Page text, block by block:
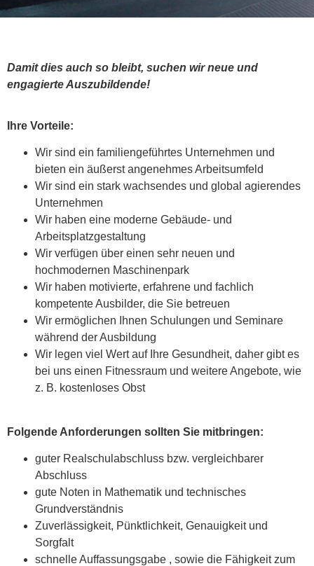
Damit dies auch so bleibt, suchen wir neue und
engagierte Auszubildende!
Ihre Vorteile:
Wir sind ein familiengeführtes Unternehmen und
bieten ein äußerst angenehmes Arbeitsumfeld
Wir sind ein stark wachsendes und global agierendes
Unternehmen
Wir haben eine moderne Gebäude- und
Arbeitsplatzgestaltung
Wir verfügen über einen sehr neuen und
hochmodernen Maschinenpark
Wir haben motivierte, erfahrene und fachlich
kompetente Ausbilder, die Sie betreuen
Wir ermöglichen Ihnen Schulungen und Seminare
während der Ausbildung
Wir legen viel Wert auf Ihre Gesundheit, daher gibt es
bei uns einen Fitnessraum und weitere Angebote, wie
z. B. kostenloses Obst
Folgende Anforderungen sollten Sie mitbringen:
guter Realschulabschluss bzw. vergleichbarer
Abschluss
gute Noten in Mathematik und technisches
Grundverständnis
Zuverlässigkeit, Pünktlichkeit, Genauigkeit und
Sorgfalt
schnelle Auffassungsgabe , sowie die Fähigkeit zum